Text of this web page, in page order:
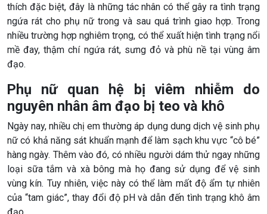
thích đặc biệt, đây là những tác nhân có thể gây ra tình trạng
ngứa rát cho phụ nữ trong và sau quá trình giao hợp. Trong
nhiều trường hợp nghiêm trọng, có thể xuất hiện tình trạng nổi
mề đay, thậm chí ngứa rát, sưng đỏ và phù nề tại vùng âm
đạo.
Phụ nữ quan hệ bị viêm nhiễm do
nguyên nhân âm đạo bị teo và khô
Ngày nay, nhiều chị em thường áp dụng dung dịch vệ sinh phụ
nữ có khả năng sát khuẩn mạnh để làm sạch khu vực “cô bé”
hàng ngày. Thêm vào đó, có nhiều người dám thử ngay những
loại sữa tắm và xà bông mà họ đang sử dụng để vệ sinh
vùng kín. Tuy nhiên, việc này có thể làm mất độ ẩm tự nhiên
của “tam giác”, thay đổi độ pH và dẫn đến tình trạng khô âm
đạo.